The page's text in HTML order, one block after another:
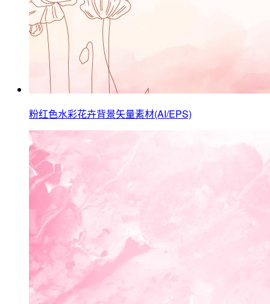
粉红色水彩花卉背景矢量素材(AI/EPS)